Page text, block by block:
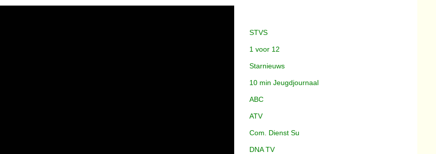
STVS
1 voor 12
Starnieuws
10 min Jeugdjournaal
ABC
ATV
Com. Dienst Su
DNA TV